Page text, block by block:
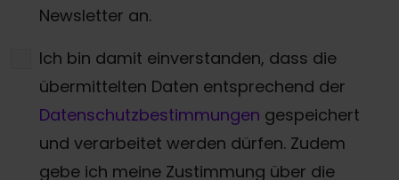
Newsletter an.
Ich bin damit einverstanden, dass die
übermittelten Daten entsprechend der
Datenschutzbestimmungen gespeichert
und verarbeitet werden dürfen. Zudem
gebe ich meine Zustimmung über die